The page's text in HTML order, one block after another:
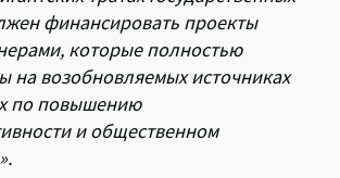
финансировать проекты
которые полностью
на возобновляемых источниках
по повышению
и общественном